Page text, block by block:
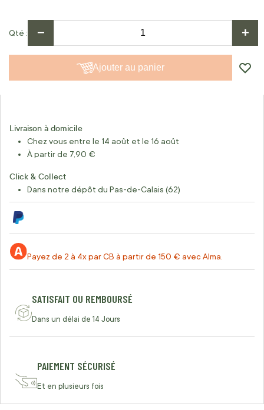
Qté − +
Ajouter au panier
Livraison à domicile
Chez vous entre le 14 août et le 16 août
À partir de 7,90 €
Click & Collect
Dans notre dépôt du Pas-de-Calais (62)
Payez de 2 à 4x par CB à partir de 150 € avec Alma.
SATISFAIT OU REMBOURSÉ
Dans un délai de 14 Jours
PAIEMENT SÉCURISÉ
Et en plusieurs fois